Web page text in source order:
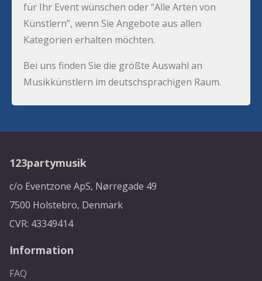
für Ihr Event wünschen oder “Alle Arten von
Künstlern”, wenn Sie Angebote aus allen
Kategorien erhalten möchten.
Bei uns finden Sie die größte Auswahl an
Musikkünstlern im deutschsprachigen Raum.
123partymusik
c/o Eventzone ApS, Nørregade 49
7500 Holstebro, Denmark
CVR: 43349414
Information
FAQ